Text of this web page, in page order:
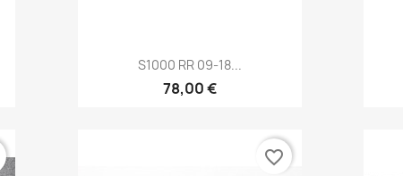
Vorschau
S1000 RR 09-18...
78,00 €
favorite_border